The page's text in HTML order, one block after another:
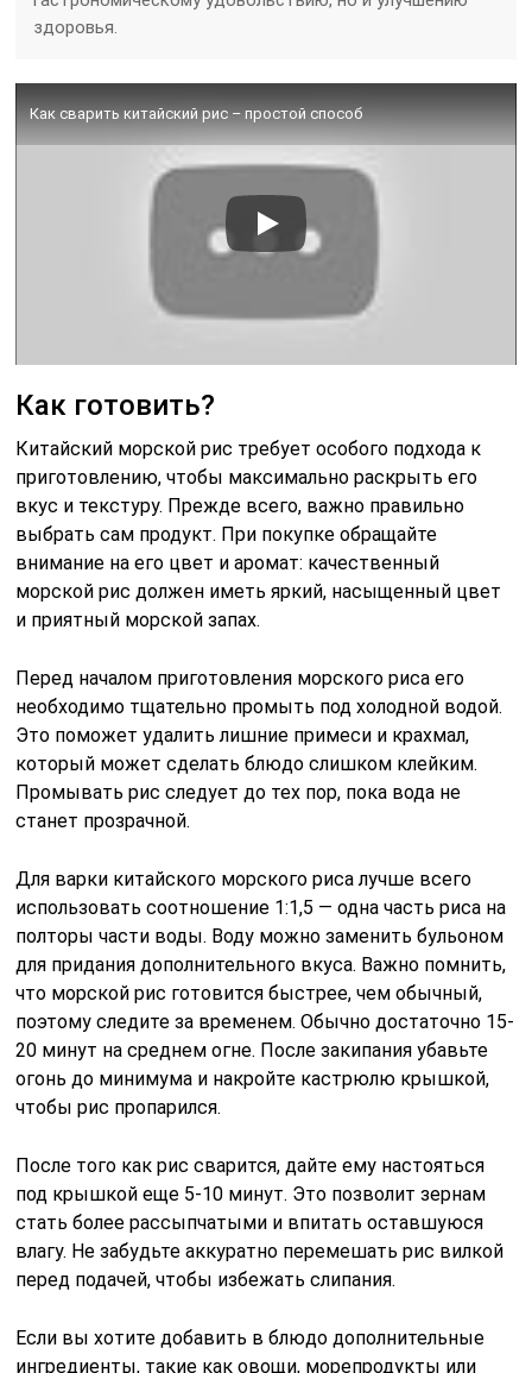
здоровья.
Как сварить китайский рис – простой способ
Как готовить?
Китайский морской рис требует особого подхода к
приготовлению, чтобы максимально раскрыть его
вкус и текстуру. Прежде всего, важно правильно
выбрать сам продукт. При покупке обращайте
внимание на его цвет и аромат: качественный
морской рис должен иметь яркий, насыщенный цвет
и приятный морской запах.
Перед началом приготовления морского риса его
необходимо тщательно промыть под холодной водой.
Это поможет удалить лишние примеси и крахмал,
который может сделать блюдо слишком клейким.
Промывать рис следует до тех пор, пока вода не
станет прозрачной.
Для варки китайского морского риса лучше всего
использовать соотношение 1:1,5 — одна часть риса на
полторы части воды. Воду можно заменить бульоном
для придания дополнительного вкуса. Важно помнить,
что морской рис готовится быстрее, чем обычный,
поэтому следите за временем. Обычно достаточно 15-
20 минут на среднем огне. После закипания убавьте
огонь до минимума и накройте кастрюлю крышкой,
чтобы рис пропарился.
После того как рис сварится, дайте ему настояться
под крышкой еще 5-10 минут. Это позволит зернам
стать более рассыпчатыми и впитать оставшуюся
влагу. Не забудьте аккуратно перемешать рис вилкой
перед подачей, чтобы избежать слипания.
Если вы хотите добавить в блюдо дополнительные
ингредиенты, такие как овощи, морепродукты или